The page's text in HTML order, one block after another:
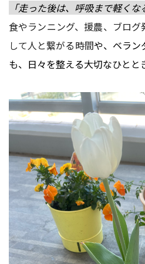
「走った後は、呼吸まで軽くな
食やランニング、援農、ブロ
して人と繋がる時間や、ベラン
も、日々を整える大切なひとと